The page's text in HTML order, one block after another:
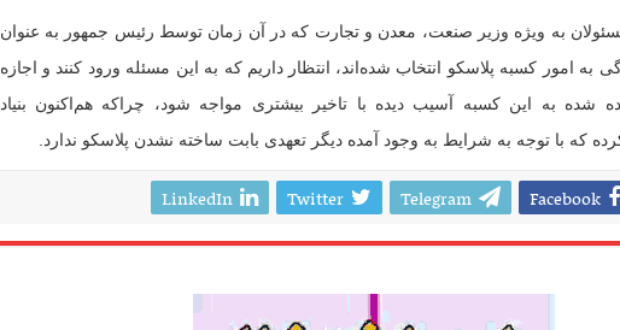
به ویژه وزیر صنعت، معدن و تجارت که در آن زمان توسط رئیس جمهور به عنوان
به امور کسبه پلاسکو انتخاب شده‌اند، انتظار داریم که به این مسئله ورود کنند و اجازه
شده به این کسبه آسیب دیده با تاخیر بیشتری مواجه شود، چراکه هم‌اکنون بنیاد
که با توجه به شرایط به وجود آمده دیگر تعهدی بابت ساخته نشدن پلاسکو ندارد.
Facebook
Telegram
Twitter
LinkedIn